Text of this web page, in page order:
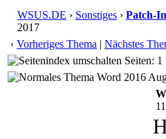
WSUS.DE › Sonstiges › Patch-
2017
‹ Vorheriges Thema | Nächstes
Seiten: 1
Word 2016